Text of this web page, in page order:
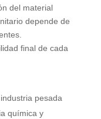
del material
depende de
final de cada
pesada
química y